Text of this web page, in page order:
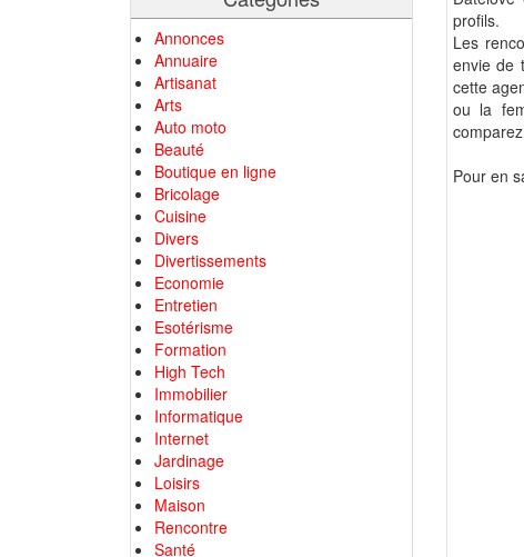
Annonces
Annuaire
Artisanat
Arts
Auto moto
Beauté
Boutique en ligne
Bricolage
Cuisine
Divers
Divertissements
Economie
Entretien
Esotérisme
Formation
High Tech
Immobilier
Informatique
Internet
Jardinage
Loisirs
Maison
Rencontre
Santé
profils.
Les
envie de
cette
ou la
Pour en